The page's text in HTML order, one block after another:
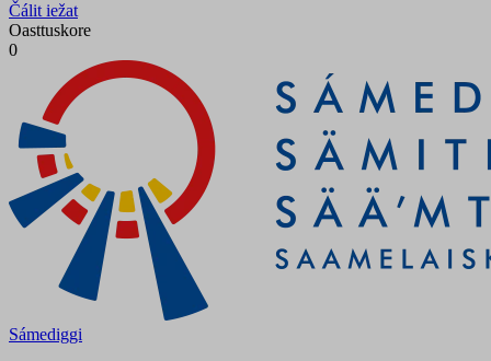
Čálit iežat
Oasttuskore
0
Sámediggi